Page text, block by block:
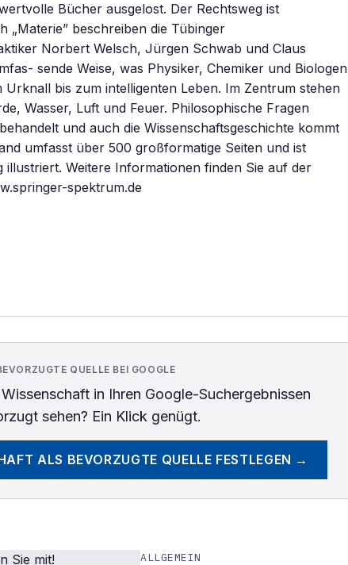
Bücher ausgelost. Der Rechtsweg ist
„Materie” beschreiben die Tübinger
Norbert Welsch, Jürgen Schwab und Claus
sende Weise, was Physiker, Chemiker und Biologen
Urknall bis zum intelligenten Leben. Im Zentrum stehen
Wasser, Luft und Feuer. Philosophische Fragen
und auch die Wissenschaftsgeschichte kommt
umfasst über 500 großformatige Seiten und ist
Weitere Informationen finden Sie auf der
spektrum.de
QUELLE BEI GOOGLE
in Ihren Google-Suchergebnissen
sehen? Ein Klick genügt.
ALS BEVORZUGTE QUELLE FESTLEGEN →
ALLGEMEIN